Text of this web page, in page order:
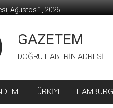
Ağustos 1, 2026
GAZETEM
DOĞRU HABERİN ADRESİ
TÜRKİYE HAMBURG